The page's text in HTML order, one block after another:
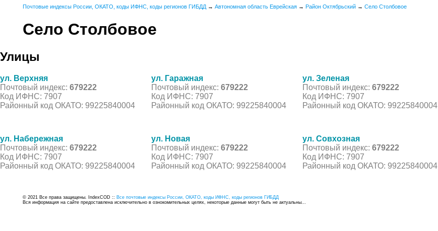
Почтовые индексы России, ОКАТО, коды ИФНС, коды регионов ГИБДД → Автономная область Еврейская → Район Октябрьский → Село Столбовое
Село Столбовое
Улицы
ул. Верхняя
Почтовый индекс: 679222
Код ИФНС: 7907
Районный код ОКАТО: 99225840004
ул. Гаражная
Почтовый индекс: 679222
Код ИФНС: 7907
Районный код ОКАТО: 99225840004
ул. Зеленая
Почтовый индекс: 679222
Код ИФНС: 7907
Районный код ОКАТО: 99225840004
ул. Набережная
Почтовый индекс: 679222
Код ИФНС: 7907
Районный код ОКАТО: 99225840004
ул. Новая
Почтовый индекс: 679222
Код ИФНС: 7907
Районный код ОКАТО: 99225840004
ул. Совхозная
Почтовый индекс: 679222
Код ИФНС: 7907
Районный код ОКАТО: 99225840004
© 2021 Все права защищены. IndexCOD :: Все почтовые индексы России, ОКАТО, коды ИФНС, коды регионов ГИБДД
Вся информация на сайте предоставлена исключительно в ознокомительных целях, некоторые данные могут быть не актуальны...